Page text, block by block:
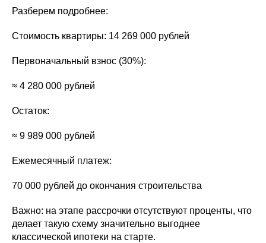
Разберем подробнее:
Стоимость квартиры: 14 269 000 рублей
Первоначальный взнос (30%):
≈ 4 280 000 рублей
Остаток:
≈ 9 989 000 рублей
Ежемесячный платеж:
70 000 рублей до окончания строительства
Важно: на этапе рассрочки отсутствуют проценты, что
делает такую схему значительно выгоднее
классической ипотеки на старте.